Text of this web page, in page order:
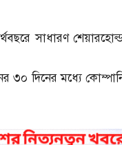
সাধারণ
৩০ দিনের মধ্যে